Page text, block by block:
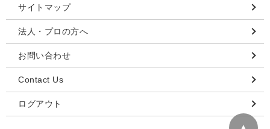
サイトマップ
法人・プロの方へ
お問い合わせ
Contact Us
ログアウト